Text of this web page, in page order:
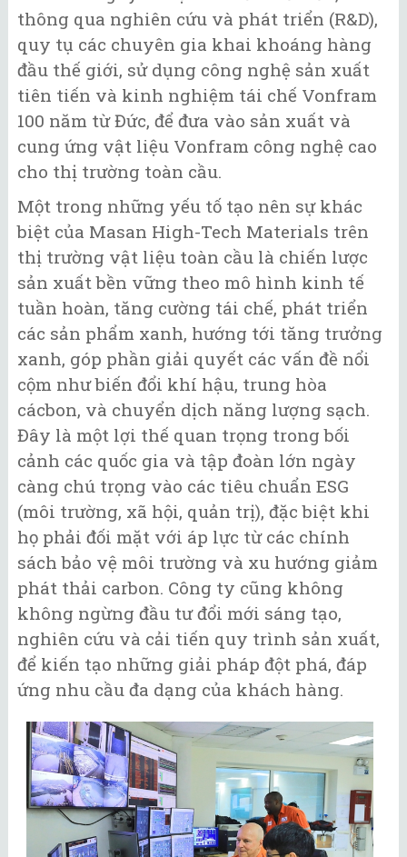
thông qua nghiên cứu và phát triển (R&D),
quy tụ các chuyên gia khai khoáng hàng
đầu thế giới, sử dụng công nghệ sản xuất
tiên tiến và kinh nghiệm tái chế Vonfram
100 năm từ Đức, để đưa vào sản xuất và
cung ứng vật liệu Vonfram công nghệ cao
cho thị trường toàn cầu.
Một trong những yếu tố tạo nên sự khác
biệt của Masan High-Tech Materials trên
thị trường vật liệu toàn cầu là chiến lược
sản xuất bền vững theo mô hình kinh tế
tuần hoàn, tăng cường tái chế, phát triển
các sản phẩm xanh, hướng tới tăng trưởng
xanh, góp phần giải quyết các vấn đề nổi
cộm như biến đổi khí hậu, trung hòa
cácbon, và chuyển dịch năng lượng sạch.
Đây là một lợi thế quan trọng trong bối
cảnh các quốc gia và tập đoàn lớn ngày
càng chú trọng vào các tiêu chuẩn ESG
(môi trường, xã hội, quản trị), đặc biệt khi
họ phải đối mặt với áp lực từ các chính
sách bảo vệ môi trường và xu hướng giảm
phát thải carbon. Công ty cũng không
không ngừng đầu tư đổi mới sáng tạo,
nghiên cứu và cải tiến quy trình sản xuất,
để kiến tạo những giải pháp đột phá, đáp
ứng nhu cầu đa dạng của khách hàng.